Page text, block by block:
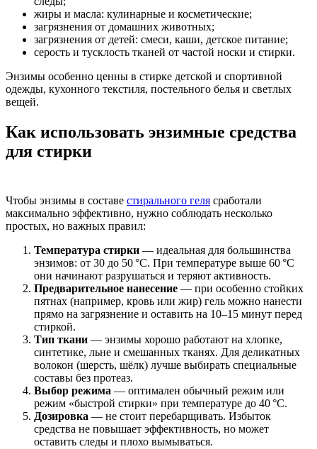
жиры и масла: кулинарные и косметические;
загрязнения от домашних животных;
загрязнения от детей: смеси, каши, детское питание;
серость и тусклость тканей от частой носки и стирки.
Энзимы особенно ценны в стирке детской и спортивной
одежды, кухонного текстиля, постельного белья и светлых
вещей.
Как использовать энзимные средства
для стирки
Чтобы энзимы в составе стирального геля сработали
максимально эффективно, нужно соблюдать несколько
простых, но важных правил:
Температура стирки — идеальная для большинства
энзимов: от 30 до 50 °C. При температуре выше 60 °C
они начинают разрушаться и теряют активность.
Предварительное нанесение — при особенно стойких
пятнах (например, кровь или жир) гель можно нанести
прямо на загрязнение и оставить на 10–15 минут перед
стиркой.
Тип ткани — энзимы хорошо работают на хлопке,
синтетике, льне и смешанных тканях. Для деликатных
волокон (шерсть, шёлк) лучше выбирать специальные
составы без протеаз.
Выбор режима — оптимален обычный режим или
режим «быстрой стирки» при температуре до 40 °C.
Дозировка — не стоит перебарщивать. Избыток
средства не повышает эффективность, но может
оставить следы и плохо вымываться.